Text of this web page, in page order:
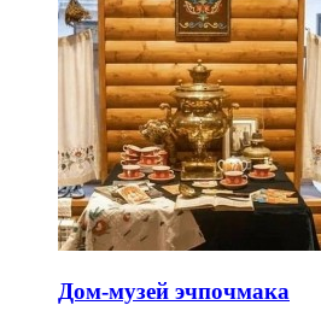
Дом-музей эчпочмака